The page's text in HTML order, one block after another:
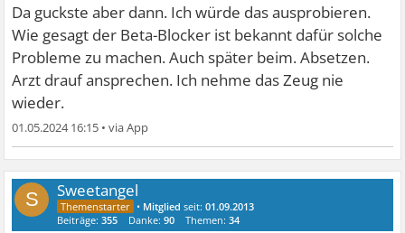
Da guckste aber dann. Ich würde das ausprobieren.
Wie gesagt der Beta-Blocker ist bekannt dafür solche
Probleme zu machen. Auch später beim. Absetzen.
Arzt drauf ansprechen. Ich nehme das Zeug nie
wieder.
01.05.2024 16:15 •
S Sweetangel
• Mitglied seit:01.09.2013
Beiträge:355 Danke:90 Themen:34